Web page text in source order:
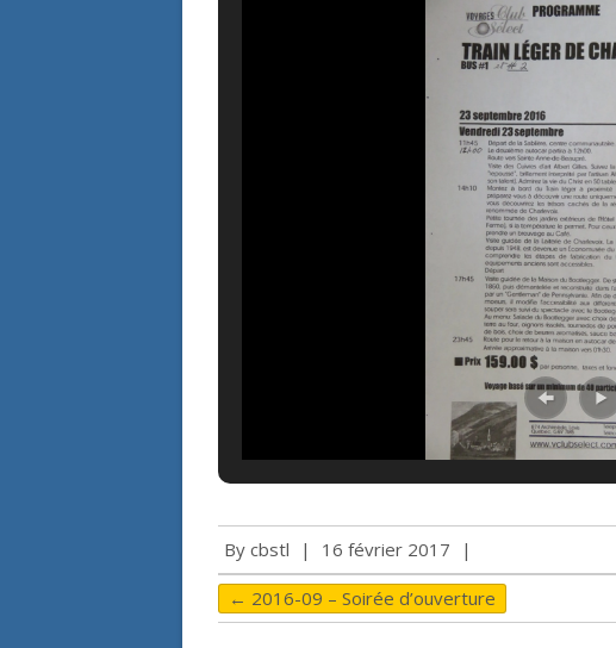
By cbstl | 16 février 2017 |
← 2016-09 – Soirée d’ouverture